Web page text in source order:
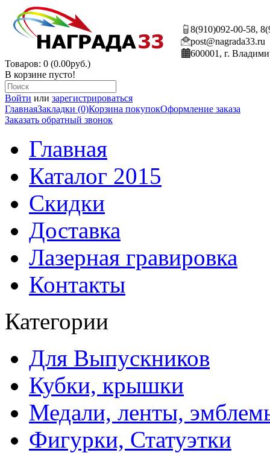
8(910)092-00-58,
post@nagrada33.ru
600001, г.
Товаров: 0 (0.00руб.)
В корзине пусто!
Войти или зарегистрироваться
ГлавнаяЗакладки (0)Корзина покупокОформление заказа
Заказать обратный звонок
Главная
Каталог 2015
Скидки
Доставка
Лазерная гравировка
Контакты
Категории
Для Выпускников
Кубки, крышки
Медали, ленты,
Фигурки, Статуэтки